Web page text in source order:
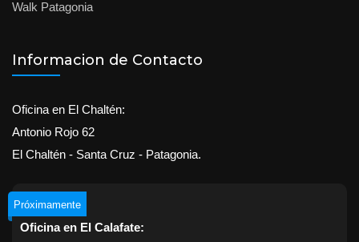
Walk Patagonia
Informacion de Contacto
Oficina en El Chaltén:
Antonio Rojo 62
El Chaltén - Santa Cruz - Patagonia.
Próximamente
Oficina en El Calafate: